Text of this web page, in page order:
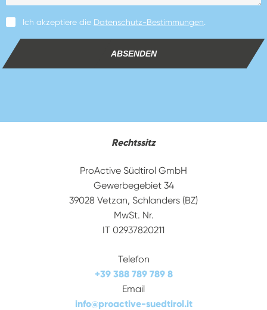
Ich akzeptiere die Datenschutz-Bestimmungen.
ABSENDEN
Rechtssitz
ProActive Südtirol GmbH
Gewerbegebiet 34
39028 Vetzan, Schlanders (BZ)
MwSt. Nr.
IT 02937820211
Telefon
+39 388 789 789 8
Email
info@proactive-suedtirol.it